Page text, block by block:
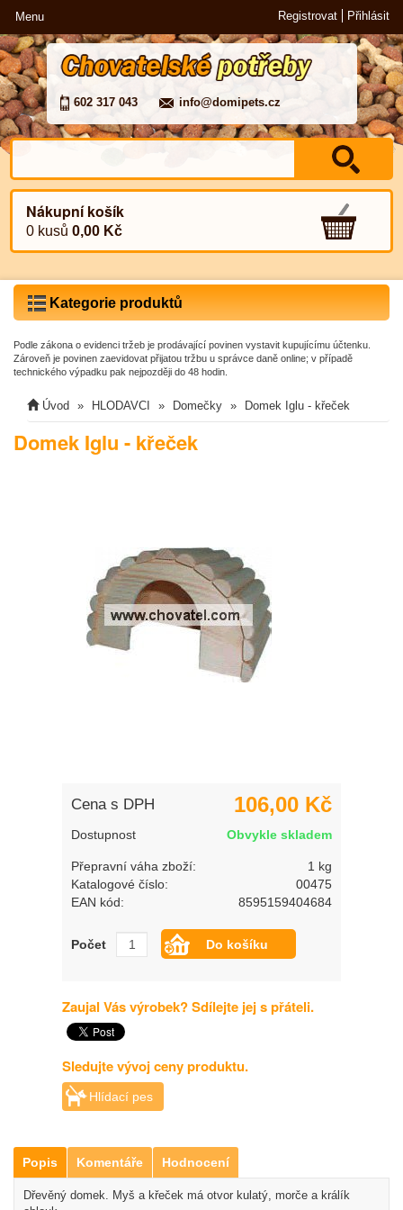
Menu Registrovat Přihlásit
602 317 043 info@domipets.cz
Nákupní košík
0 kusů0,00 Kč
Kategorie produktů
Podle zákona o evidenci tržeb je prodávající povinen vystavit kupujícímu účtenku.
Zároveň je povinen zaevidovat přijatou tržbu u správce daně online; v případě
technického výpadku pak nejpozději do 48 hodin.
Úvod HLODAVCI Domečky Domek Iglu - křeček
Domek Iglu - křeček
Cena s DPH 106,00 Kč
Dostupnost Obvykle skladem
Přepravní váha zboží:
1 kg
Katalogové číslo:
00475
EAN kód:
8595159404684
Počet
Zaujal Vás výrobek? Sdílejte jej s přáteli.
Sledujte vývoj ceny produktu.
Hlídací pes
Popis Komentáře Hodnocení
Dřevěný domek. Myš a křeček má otvor kulatý, morče a králík